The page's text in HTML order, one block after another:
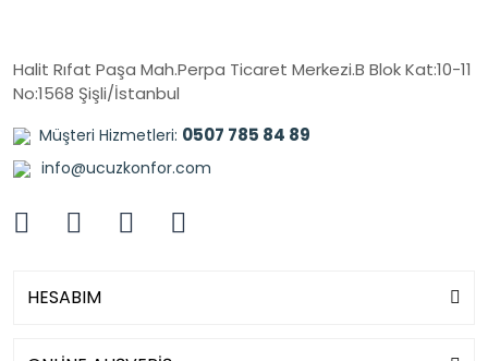
Halit Rıfat Paşa Mah.Perpa Ticaret Merkezi.B Blok Kat:10-11
No:1568 Şişli/İstanbul
Müşteri Hizmetleri: 0507 785 84 89
info@ucuzkonfor.com
HESABIM